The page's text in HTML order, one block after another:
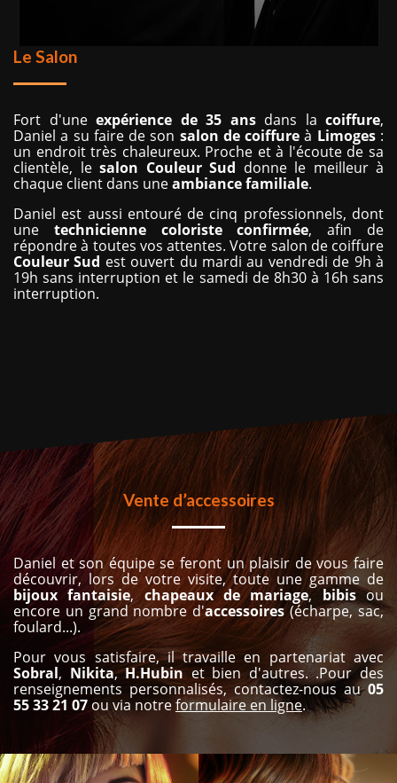
Le Salon
Fort d'une expérience de 35 ansdans la coiffure,
Daniel a su faire de son salon de coiffure à Limoges:
un endroit très chaleureux. Proche et à l'écoute de sa
clientèle, le salon Couleur Sud donne le meilleur à
chaque client dans uneambiancefamiliale.
Daniel est aussi entouré de cinq professionnels, dont
une technicienne coloriste confirmée, afin de
répondre à toutes vos attentes. Votre salon de coiffure
Couleur Sud est ouvert du mardi au vendredi de 9h à
19h sans interruption et le samedi de 8h30 à 16h sans
interruption.
Vente d’accessoires
Daniel et son équipe se feront un plaisir de vous faire
découvrir, lors de votre visite, toute une gamme de
bijoux fantaisie,chapeaux de mariage,bibisou
encore un grand nombre d'accessoires(écharpe, sac,
foulard...).
Pour vous satisfaire, il travaille en partenariat avec
Sobral, Nikita,H.Hubinet bien d'autres. .Pour des
renseignements personnalisés, contactez-nous au05
55 33 21 07ou via notreformulaire en ligne.